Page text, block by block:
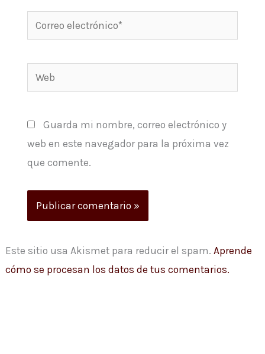
Correo
electrónico*
Web
Guarda mi nombre, correo electrónico y
web en este navegador para la próxima vez
que comente.
Este sitio usa Akismet para reducir el spam.Aprende
cómo se procesan los datos de tus comentarios.